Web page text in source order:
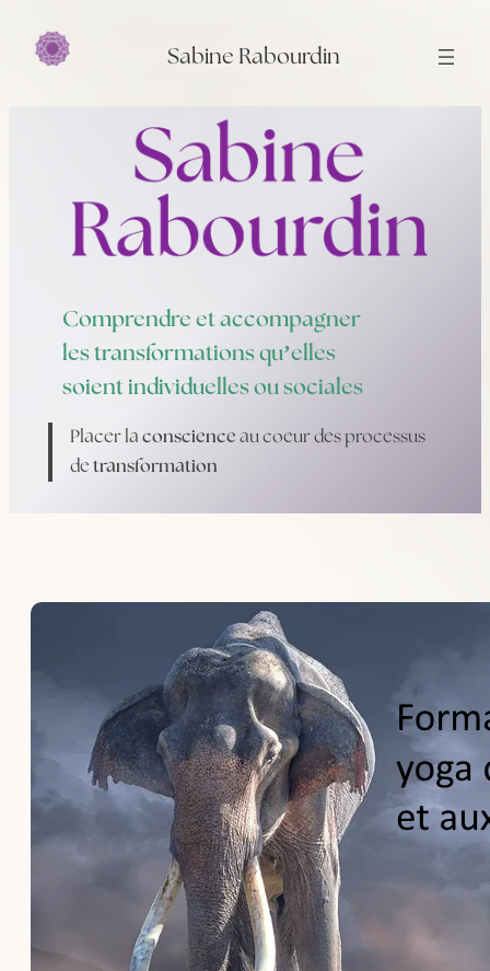
Sabine Rabourdin
Comprendre et accompagner
les transformations qu’elles
soient individuelles ou sociales
Placer laconscience au coeur des processus
detransformation